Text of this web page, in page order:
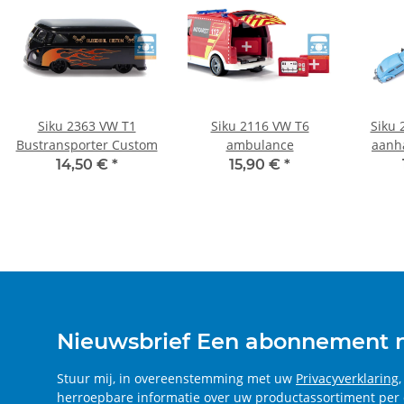
Siku 2363 VW T1
Bustransporter Custom
14,50 € *
Siku 2116 VW T6
ambulance
15,90 € *
Siku
Nieuwsbrief Een abonnement
Stuur mij, in overeenstemming met uw Privacyverklaring
herroepbare informatie over uw productassortiment per